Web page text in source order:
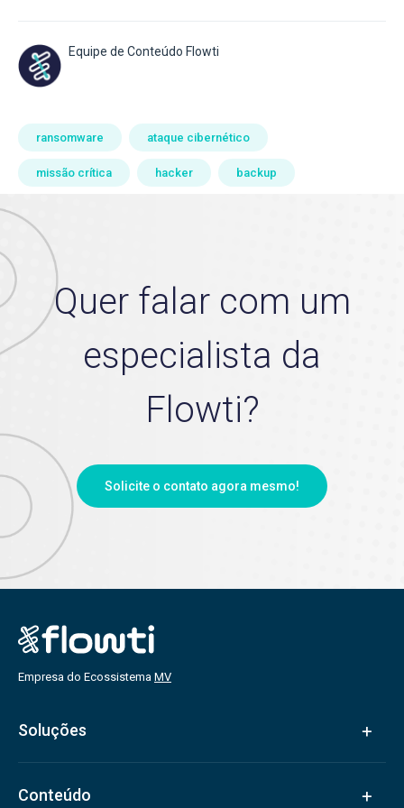
Equipe de Conteúdo Flowti
ransomware ataque cibernético
missão crítica hacker backup
Quer falar com um
especialista da
Flowti?
Solicite o contato agora mesmo!
Empresa do Ecossistema MV
Soluções
Conteúdo